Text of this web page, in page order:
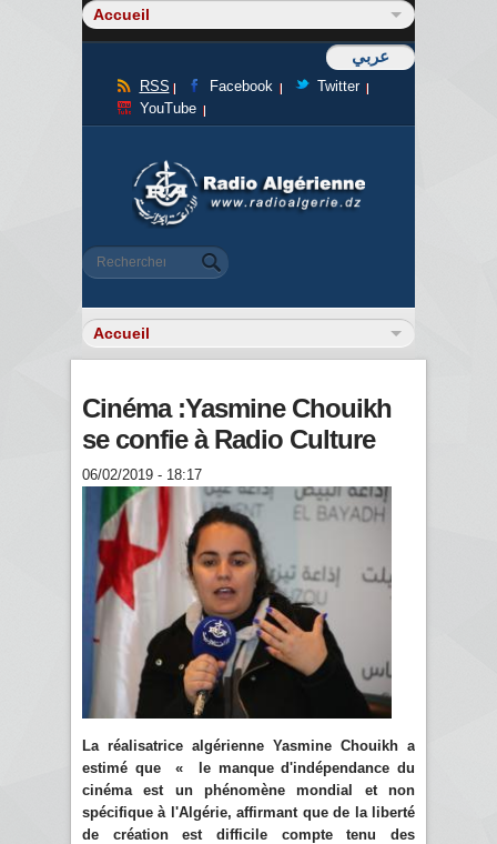
عربي
RSS Facebook
Twitter
YouTube
Formulaire de recherche
Rechercher
Cinéma :Yasmine Chouikh
se confie à Radio Culture
06/02/2019 - 18:17
La réalisatrice algérienne Yasmine Chouikh a
estimé que « le manque d'indépendance du
cinéma est un phénomène mondial et non
spécifique à l'Algérie, affirmant que de la liberté
de création est difficile compte tenu des